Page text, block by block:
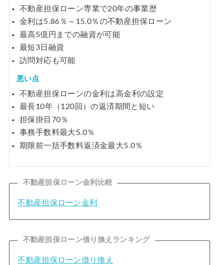
不動産担保ローン専業で20年の事業歴
金利は5.86％～15.0％の不動産担保ローン
最高5億円までの融資が可能
最短3日融資
訪問対応も可能
悪い点
不動産担保ローンの金利は高金利の設定
最長10年（120回）の返済期間と短い
担保掛目70％
事務手数料最大5.0％
期限前一括手数料返済金最大5.0％
不動産担保ローン金利比較
不動産担保ローン金利
不動産担保ローン借り換えランキング
不動産担保ローン借り換え